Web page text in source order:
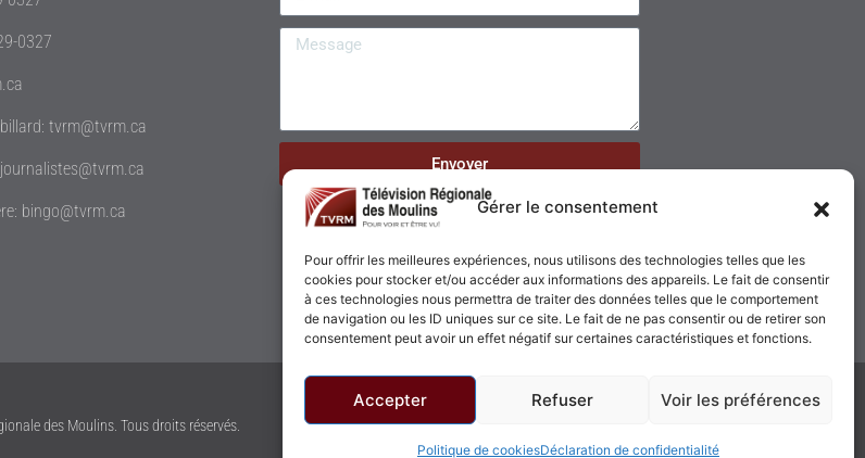
Gérer le consentement
Pour offrir les meilleures expériences, nous utilisons des technologies telles que les
cookies pour stocker et/ou accéder aux informations des appareils. Le fait de consentir
à ces technologies nous permettra de traiter des données telles que le comportement
de navigation ou les ID uniques sur ce site. Le fait de ne pas consentir ou de retirer son
consentement peut avoir un effet négatif sur certaines caractéristiques et fonctions.
Accepter Refuser Voir les préférences
Politique de cookiesDéclaration de confidentialité
0327
tvrm@tvrm.ca
bingo@tvrm.ca
Envoyer
des Moulins. Tous droits réservés.
Politique de confidentialité